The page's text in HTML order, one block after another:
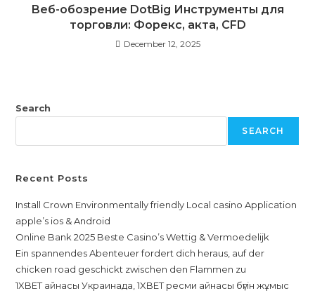
Веб-обозрение DotBig Инструменты для
торговли: Форекс, акта, CFD
December 12, 2025
Search
SEARCH
Recent Posts
Install Crown Environmentally friendly Local casino Application
apple’s ios & Android
Online Bank 2025 Beste Casino’s Wettig & Vermoedelijk
Ein spannendes Abenteuer fordert dich heraus, auf der
chicken road geschickt zwischen den Flammen zu
1XBET айнасы Украинада, 1XBET ресми айнасы бүгін жұмыс